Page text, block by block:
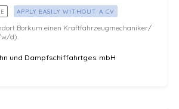
APPLY EASILY WITHOUT A CV
Borkum einen Kraftfahrzeugmechaniker/
d).
und Dampfschiffahrtges. mbH